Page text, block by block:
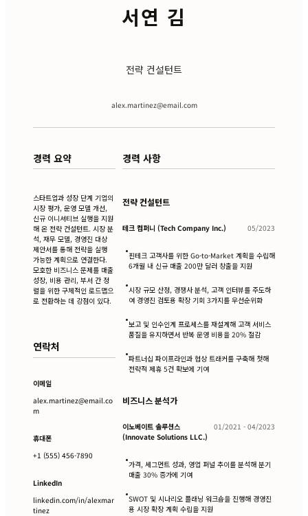
서연 김
전략 컨설턴트
alex.martinez@email.com
경력 요약
스타트업과 성장 단계 기업의
시장 평가, 운영 모델 개선,
신규 이니셔티브 실행을 지원
해 온 전략 컨설턴트. 시장 분
석, 재무 모델, 경영진 대상
제안서를 통해 전략을 실행
가능한 계획으로 연결한다.
모호한 비즈니스 문제를 매출
성장, 비용 관리, 부서 간 정
렬을 위한 구체적인 로드맵으
로 전환하는 데 강점이 있다.
연락처
이메일
alex.martinez@email.co
m
휴대폰
+1 (555) 456-7890
LinkedIn
linkedin.com/in/alexmar
tinez
경력 사항
전략 컨설턴트
테크 컴퍼니 (Tech Company Inc.) 05/2023
•핀테크 고객사를 위한 Go-to-Market 계획을 수립해
6개월 내 신규 매출 200만 달러 창출을 지원
•시장 규모 산정, 경쟁사 분석, 고객 인터뷰를 주도하
여 경영진 검토용 확장 기회 3가지를 우선순위화
•보고 및 인수인계 프로세스를 재설계해 고객 서비스
품질을 유지하면서 반복 운영 비용을 20% 절감
•파트너십 파이프라인과 협상 트래커를 구축해 첫해
전략적 제휴 5건 확보에 기여
비즈니스 분석가
이노베이트 솔루션스
(Innovate Solutions LLC.)
01/2021 - 04/2023
•가격, 세그먼트 성과, 영업 퍼널 추이를 분석해 분기
매출 30% 증가에 기여
•SWOT 및 시나리오 플래닝 워크숍을 진행해 경영진
용 시장 확장 계획 수립을 지원